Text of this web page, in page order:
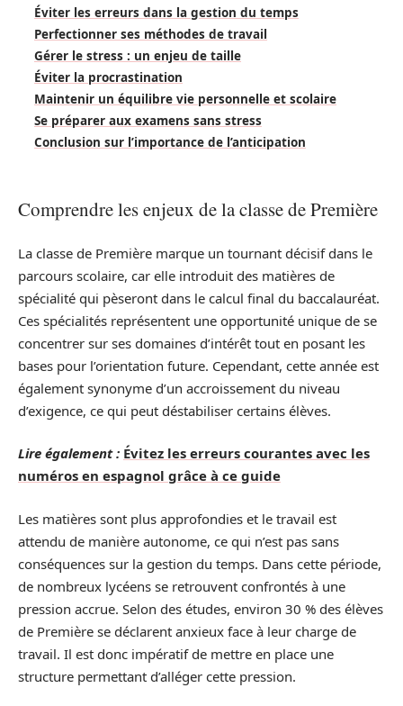
Éviter les erreurs dans la gestion du temps
Perfectionner ses méthodes de travail
Gérer le stress : un enjeu de taille
Éviter la procrastination
Maintenir un équilibre vie personnelle et scolaire
Se préparer aux examens sans stress
Conclusion sur l’importance de l’anticipation
Comprendre les enjeux de la classe de Première
La classe de Première marque un tournant décisif dans le
parcours scolaire, car elle introduit des matières de
spécialité qui pèseront dans le calcul final du baccalauréat.
Ces spécialités représentent une opportunité unique de se
concentrer sur ses domaines d’intérêt tout en posant les
bases pour l’orientation future. Cependant, cette année est
également synonyme d’un accroissement du niveau
d’exigence, ce qui peut déstabiliser certains élèves.
Lire également : Évitez les erreurs courantes avec les
numéros en espagnol grâce à ce guide
Les matières sont plus approfondies et le travail est
attendu de manière autonome, ce qui n’est pas sans
conséquences sur la gestion du temps. Dans cette période,
de nombreux lycéens se retrouvent confrontés à une
pression accrue. Selon des études, environ 30 % des élèves
de Première se déclarent anxieux face à leur charge de
travail. Il est donc impératif de mettre en place une
structure permettant d’alléger cette pression.